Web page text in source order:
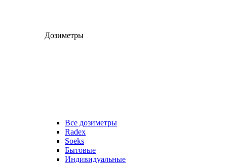
Дозиметры
Все дозиметры
Radex
Soeks
Бытовые
Индивидуальные